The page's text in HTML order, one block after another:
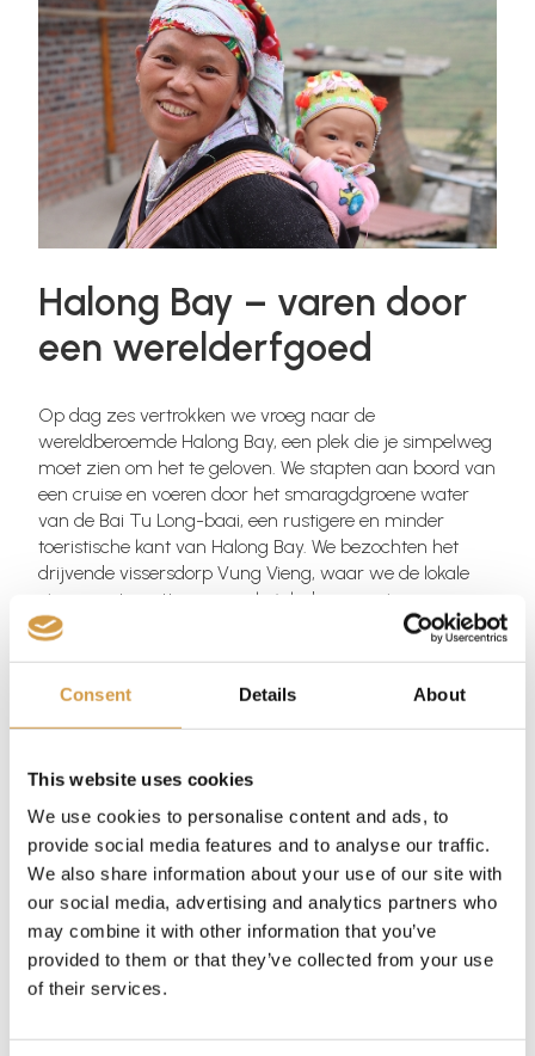
Consent Details About
This website uses cookies
We use cookies to personalise content and ads, to
provide social media features and to analyse our traffic.
We also share information about your use of our site with
our social media, advertising and analytics partners who
may combine it with other information that you’ve
provided to them or that they’ve collected from your use
of their services.
Halong Bay – varen door
een werelderfgoed
Op dag zes vertrokken we vroeg naar de
wereldberoemde Halong Bay, een plek die je simpelweg
moet zien om het te geloven. We stapten aan boord van
een cruise en voeren door het smaragdgroene water
van de Bai Tu Long-baai, een rustigere en minder
toeristische kant van Halong Bay. We bezochten het
drijvende vissersdorp Vung Vieng, waar we de lokale
vissers ontmoetten en per kajak de omgeving
verkenden. Die avond genoten we van een kookles aan